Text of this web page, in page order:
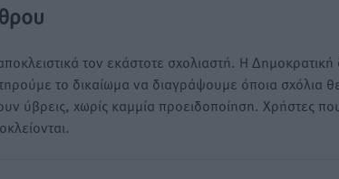
τον εκάστοτε σχολιαστή. Η Δημοκρατική
το δικαίωμα να διαγράψουμε όποια σχόλια
ύβρεις, χωρίς καμμία προειδοποίηση. Χρήστες